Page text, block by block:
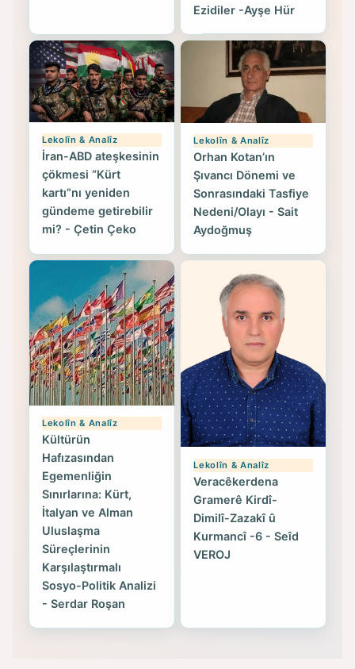
Ezidiler -Ayşe Hür
Lekolîn & Analîz
İran-ABD ateşkesinin
çökmesi “Kürt
kartı”nı yeniden
gündeme getirebilir
mi? - Çetin Çeko
Lekolîn & Analîz
Orhan Kotan’ın
Şıvancı Dönemi ve
Sonrasındaki Tasfiye
Nedeni/Olayı - Sait
Aydoğmuş
Lekolîn & Analîz
Kültürün
Hafızasından
Egemenliğin
Sınırlarına: Kürt,
İtalyan ve Alman
Uluslaşma
Süreçlerinin
Karşılaştırmalı
Sosyo-Politik Analizi
- Serdar Roşan
Lekolîn & Analîz
Veracêkerdena
Gramerê Kirdî-
Dimilî-Zazakî û
Kurmancî -6 - Seîd
VEROJ